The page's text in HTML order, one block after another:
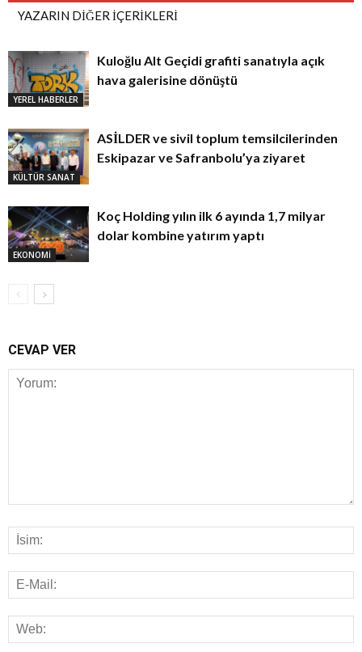
YAZARIN DİĞER İÇERİKLERİ
YEREL HABERLER
Kuloğlu Alt Geçidi grafiti sanatıyla açık
hava galerisine dönüştü
KÜLTÜR SANAT
ASİLDER ve sivil toplum temsilcilerinden
Eskipazar ve Safranbolu’ya ziyaret
EKONOMİ
Koç Holding yılın ilk 6 ayında 1,7 milyar
dolar kombine yatırım yaptı
CEVAP VER